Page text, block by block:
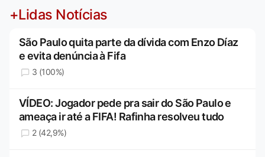
+Lidas Notícias
São Paulo quita parte da dívida com Enzo Díaz
e evita denúncia à Fifa
3 (100%)
VÍDEO: Jogador pede pra sair do São Paulo e
ameaça ir até a FIFA! Rafinha resolveu tudo
2 (42,9%)